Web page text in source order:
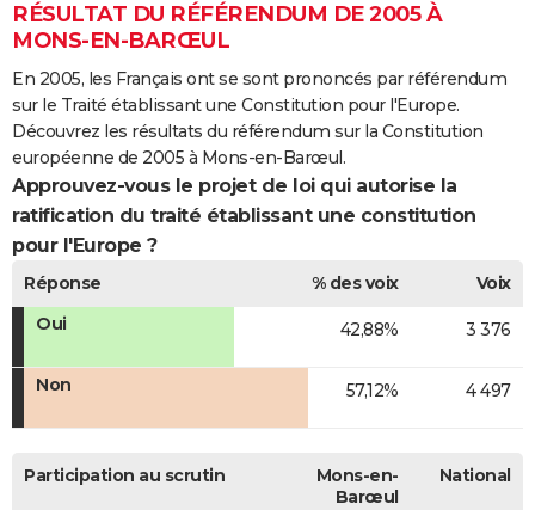
COPAINS D'AVANT
FORUM
Bricolage
Lifestyle
Culture
Sport
Auto
Television
Voyage
Cinema
RÉSULTAT DU RÉFÉRENDUM DE 2005 À
MONS-EN-BARŒUL
En 2005, les Français ont se sont prononcés par référendum
sur le Traité établissant une Constitution pour l'Europe.
Découvrez les résultats du référendum sur la Constitution
européenne de 2005 à Mons-en-Barœul.
Approuvez-vous le projet de loi qui autorise la
ratification du traité établissant une constitution
pour l'Europe ?
Réponse % des voix
Voix
Oui
42,88% 3 376
Non 57,12% 4 497
Participation au scrutin
Mons-en-
Barœul
National